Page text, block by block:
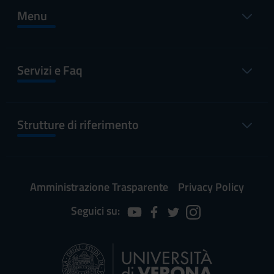
Menu
Servizi e Faq
Strutture di riferimento
Amministrazione Trasparente
Privacy Policy
Seguici su: